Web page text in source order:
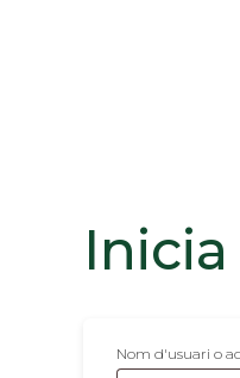
Nom d'usuari o